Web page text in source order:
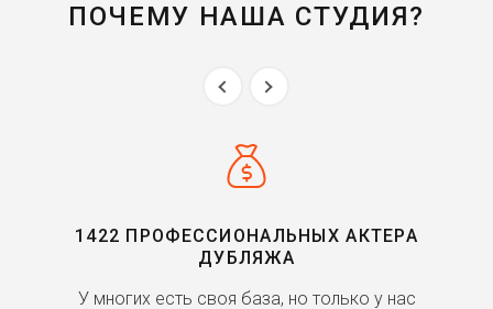
ПОЧЕМУ НАША СТУДИЯ?
1422 ПРОФЕССИОНАЛЬНЫХ АКТЕРА
ДУБЛЯЖА
У многих есть своя база, но только у нас